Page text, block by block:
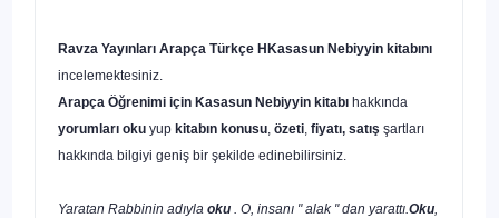
Ravza Yayınları Arapça Türkçe HKasasun Nebiyyin kitabını
incelemektesiniz.
Arapça Öğrenimi için Kasasun Nebiyyin kitabı hakkında
yorumları oku yup kitabın konusu, özeti, fiyatı, satış şartları
hakkında bilgiyi geniş bir şekilde edinebilirsiniz.
Yaratan Rabbinin adıyla oku . O, insanı " alak " dan yarattı.Oku,